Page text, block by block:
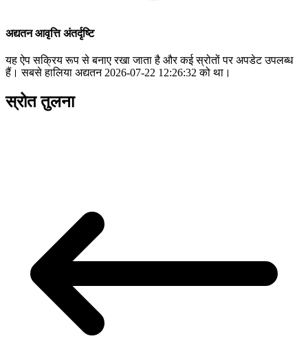
अद्यतन आवृत्ति अंतर्दृष्टि
यह ऐप सक्रिय रूप से बनाए रखा जाता है और कई स्रोतों पर अपडेट उपलब्ध
हैं। सबसे हालिया अद्यतन 2026-07-22 12:26:32 को था।
स्रोत तुलना